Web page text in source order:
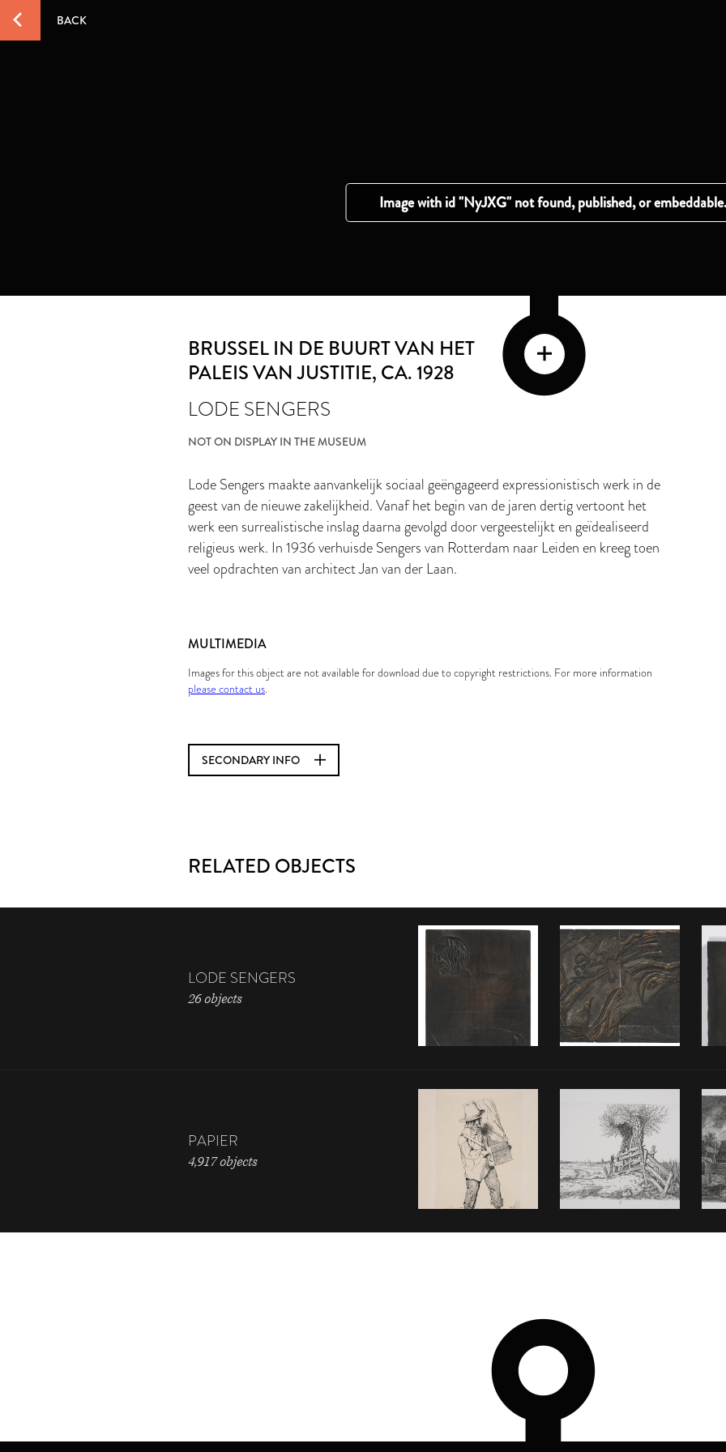
BACK
BRUSSEL IN DE BUURT VAN HET
PALEIS VAN JUSTITIE, CA. 1928
LODE SENGERS
NOT ON DISPLAY IN THE MUSEUM
Lode Sengers maakte aanvankelijk sociaal geëngageerd expressionistisch werk in de
geest van de nieuwe zakelijkheid. Vanaf het begin van de jaren dertig vertoont het
werk een surrealistische inslag daarna gevolgd door vergeestelijkt en geïdealiseerd
religieus werk. In 1936 verhuisde Sengers van Rotterdam naar Leiden en kreeg toen
veel opdrachten van architect Jan van der Laan.
MULTIMEDIA
Images for this object are not available for download due to copyright restrictions. For more information
please contact us.
SECONDARY INFO
RELATED OBJECTS
LODE SENGERS
26 objects
PAPIER
4,917 objects